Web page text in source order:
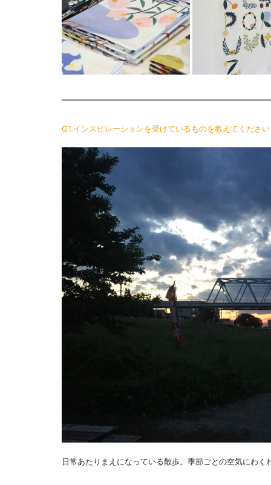
Q1.インスピレーションを受けているものを教えてください
日常あたりまえになっている散歩。季節ごとの空気にわく